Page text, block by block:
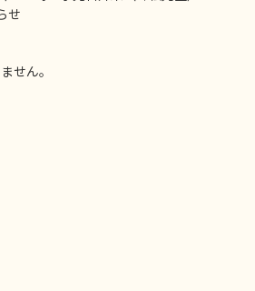
せ
せん。